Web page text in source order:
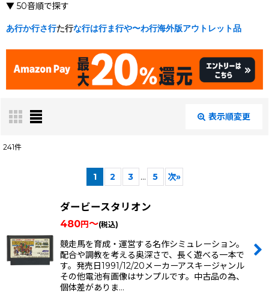
▼ 50音順で探す
あ行か行さ行た行な行は行ま行や〜わ行海外版アウトレット品
表示順変更
241件
1 2 3 ... 5 次»
ダービースタリオン
480円～(税込)
競走馬を育成・運営する名作シミュレーション。
配合や調教を考える奥深さで、長く遊べる一本で
す。発売日1991/12/20メーカーアスキージャンル
その他電池有画像はサンプルです。中古品の為、
個体差がありま…